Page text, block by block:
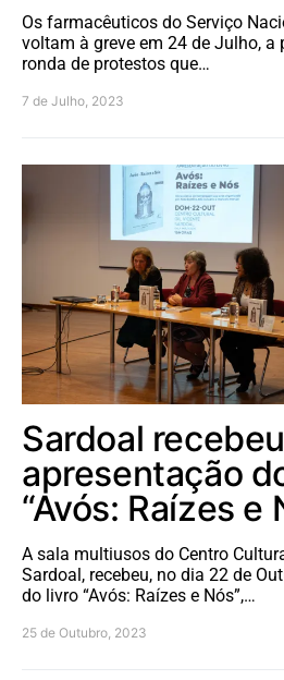
Os farmacêuticos do Serviço
voltam à greve em 24 de Julho, a
ronda de protestos que…
7 de Julho, 2023
Sardoal recebeu
apresentação
“Avós: Raízes e
A sala multiusos do Centro
Sardoal, recebeu, no dia 22 de
do livro “Avós: Raízes e Nós”,…
25 de Outubro, 2023